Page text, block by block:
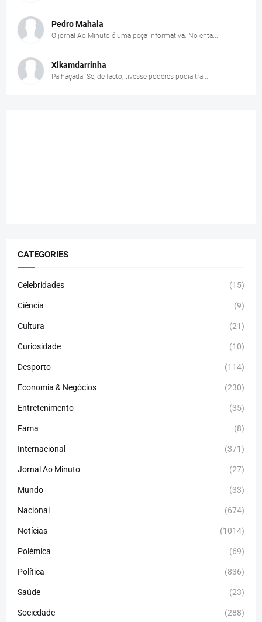
Pedro Mahala
O jornal Ao Minuto é uma peça informativa. No enta...
Xikamdarrinha
Palhaçada. Se, de facto, tivesse poderes podia tra...
CATEGORIES
Celebridades (15)
Ciência (9)
Cultura (21)
Curiosidade (10)
Desporto (114)
Economia & Negócios (230)
Entretenimento (35)
Fama (8)
Internacional (371)
Jornal Ao Minuto (27)
Mundo (33)
Nacional (674)
Notícias (1014)
Polémica (69)
Política (836)
Saúde (23)
Sociedade (288)